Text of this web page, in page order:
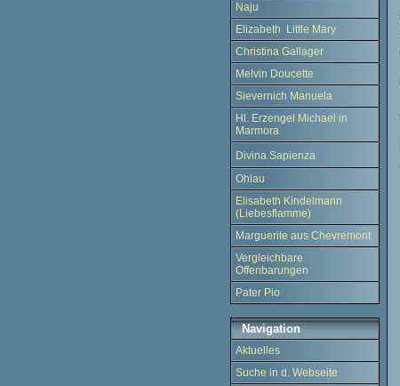
Naju
Elizabeth Little Mary
Christina Gallager
Melvin Doucette
Sievernich Manuela
Hl. Erzengel Michael in
Marmora
Divina Sapienza
Ohlau
Elisabeth Kindelmann
(Liebesflamme)
Marguerite aus Chevremont
Vergleichbare
Offenbarungen
Pater Pio
Navigation
Aktuelles
Suche in d. Webseite